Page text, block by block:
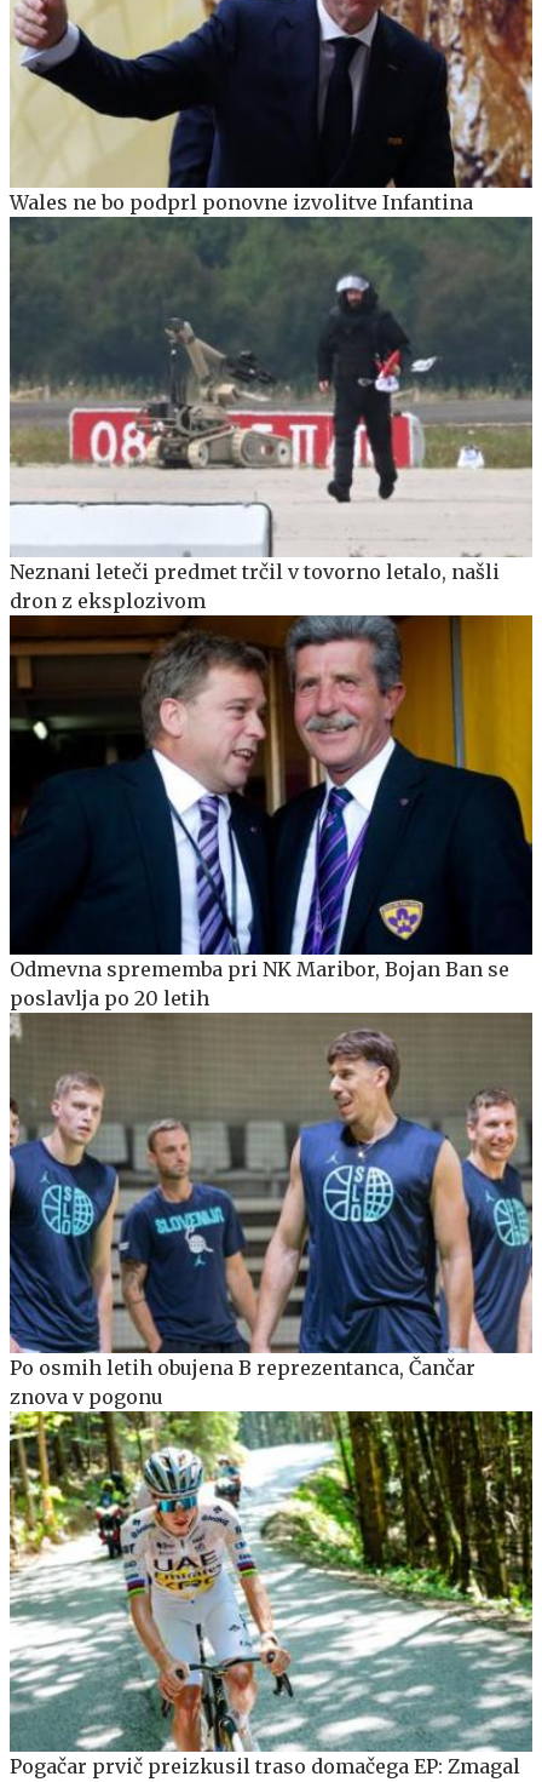
Wales ne bo podprl ponovne izvolitve Infantina
Neznani leteči predmet trčil v tovorno letalo, našli
dron z eksplozivom
Odmevna sprememba pri NK Maribor, Bojan Ban se
poslavlja po 20 letih
Po osmih letih obujena B reprezentanca, Čančar
znova v pogonu
Pogačar prvič preizkusil traso domačega EP: Zmagal